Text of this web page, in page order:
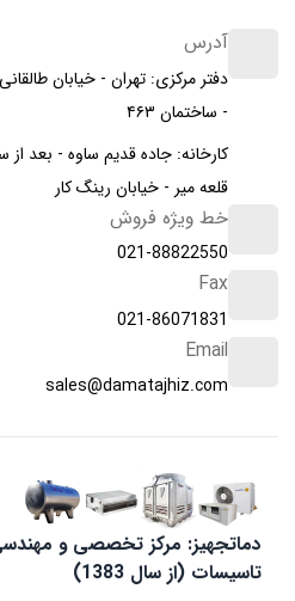
آدرس
دفتر مرکزی: تهران - خیابان
- ساختمان ۴۶۳
کارخانه: جاده قدیم ساوه - بعد
قلعه میر - خیابان رینگ کار
خط ویژه فروش
021-88822550
Fax
021-86071831
Email
sales@damatajhiz.com
دماتجهیز: مرکز تخصصی و
تاسیسات (از سال 1383)